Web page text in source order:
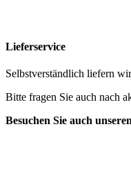
Lieferservice
Selbstverständlich liefern
Bitte fragen Sie auch nach
Besuchen Sie auch